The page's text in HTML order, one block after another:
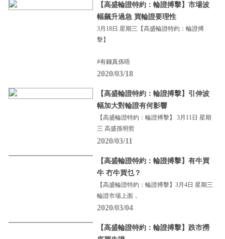
【高盛輪證特約：輪證搏擊】市場波
幅飆升過急 買輪證要理性
3月18日 星期三【高盛輪證特約：輪證搏
擊】
#有錢真係唔
2020/03/18
【高盛輪證特約：輪證搏擊】引伸波
幅加大對輪證有何影響
【高盛輪證特約：輪證搏擊】 3月11日 星期
三 高盛孫明哲
2020/03/11
【高盛輪證特約：輪證搏擊】有牛買
牛 冇牛買乜？
【高盛輪證特約：輪證搏擊】3月4日 星期三
輪證市場上面，
2020/03/04
【高盛輪證特約：輪證搏擊】跌市撈